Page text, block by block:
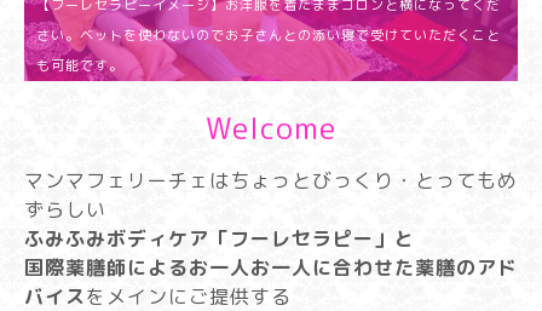
【フーレセラピーイメージ】お洋服を着たままゴロンと横になってくだ
さい。ベットを使わないのでお子さんとの添い寝で受けていただくこと
も可能です。
Welcome
マンマフェリーチェはちょっとびっくり・とってもめ
ずらしい
ふみふみボディケア「フーレセラピー」と
国際薬膳師によるお一人お一人に合わせた薬膳のアド
バイスをメインにご提供する